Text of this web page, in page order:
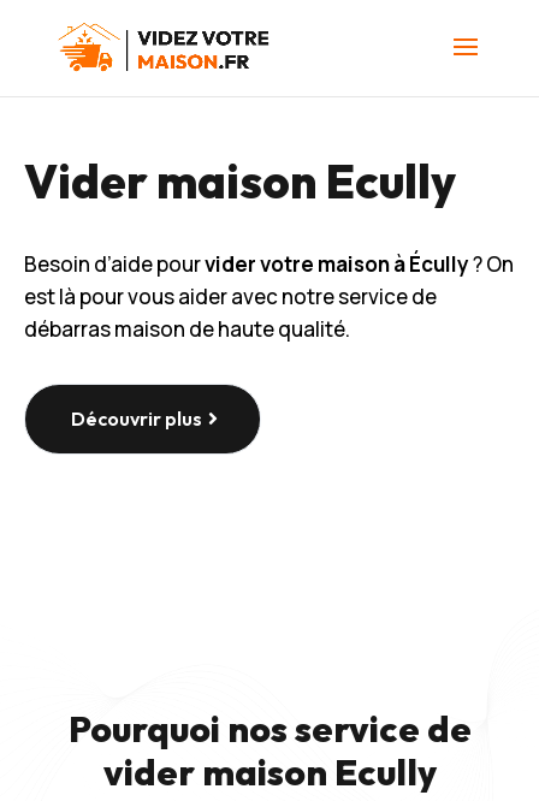
Vider maison Ecully
Besoin d’aide pourvider votre maison à Écully? On
est là pour vous aider avec notre service de
débarras maison de haute qualité.
Découvrir plus
Pourquoi nos service de
vider maison Ecully